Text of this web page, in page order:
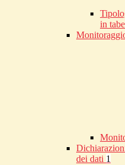
in
dei dati 1